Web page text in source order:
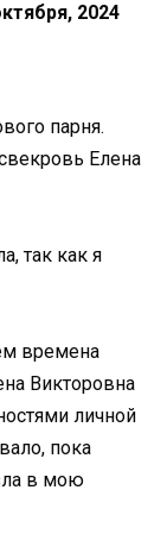
2024
парня.
Елена
так как я
времена
Викторовна
личной
пока
в мою